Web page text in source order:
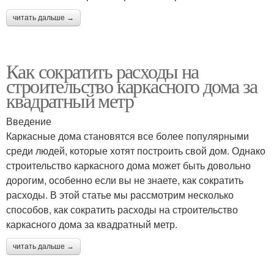
читать дальше →
Как сократить расходы на
строительство каркасного дома за
квадратный метр
Введение
Каркасные дома становятся все более популярными
среди людей, которые хотят построить свой дом. Однако
строительство каркасного дома может быть довольно
дорогим, особенно если вы не знаете, как сократить
расходы. В этой статье мы рассмотрим несколько
способов, как сократить расходы на строительство
каркасного дома за квадратный метр.
читать дальше →